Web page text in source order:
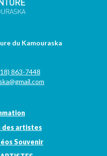
du Kamouraska
863-7448
des artistes
Souvenir